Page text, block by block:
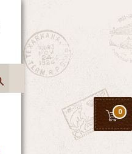
0